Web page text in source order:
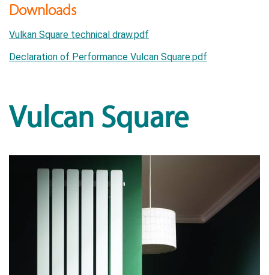
Downloads
Vulkan Square technical draw.pdf
Declaration of Performance Vulcan Square.pdf
Vulcan Square